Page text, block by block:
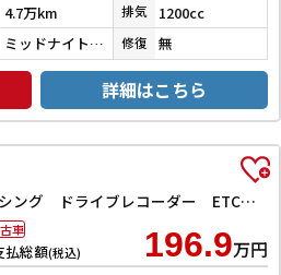
4.7万km 排気 1200cc
ミッドナイトバイオレットメタリック 修復 無
詳細はこちら
ハイブリッドZ・ホンダセンシング ドライブレコーダー ETC バックカメラ オートクルーズコントロール レーンアシスト 衝突被害軽減システム ナビ TV オートライト LEDヘッドランプ アルミホイール スマートキー 電動格納ミラー
払総額(税込) 196.9万円
車